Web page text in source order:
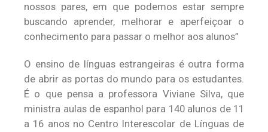
nossos pares, em que podemos estar sempre
buscando aprender, melhorar e aperfeiçoar o
conhecimento para passar o melhor aos alunos”
O ensino de línguas estrangeiras é outra forma
de abrir as portas do mundo para os estudantes.
É o que pensa a professora Viviane Silva, que
ministra aulas de espanhol para 140 alunos de 11
a 16 anos no Centro Interescolar de Línguas de